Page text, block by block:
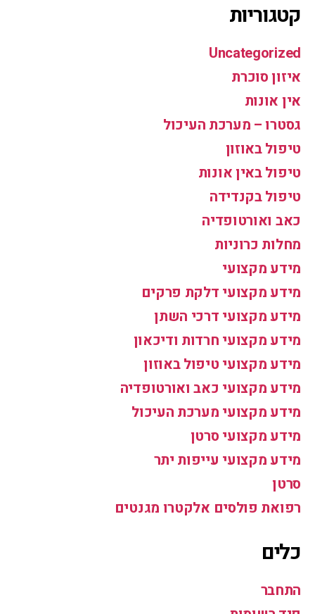
קטגוריות
Uncategorized
איזון סוכרת
אין אונות
גסטרו – מערכת העיכול
טיפול באוזון
טיפול באין אונות
טיפול בקנדידה
כאב ואורטופדיה
מחלות כרוניות
מידע מקצועי
מידע מקצועי דלקת פרקים
מידע מקצועי דרכי השתן
מידע מקצועי חרדות ודיכאון
מידע מקצועי טיפול באוזון
מידע מקצועי כאב ואורטופדיה
מידע מקצועי מערכת העיכול
מידע מקצועי סרטן
מידע מקצועי עייפות יתר
סרטן
רפואת פולסים אלקטרו מגנטים
כלים
התחבר